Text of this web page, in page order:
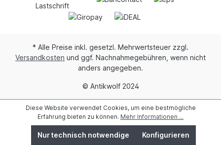
* Alle Preise inkl. gesetzl. Mehrwertsteuer zzgl.
Versandkosten und ggf. Nachnahmegebühren, wenn nicht
anders angegeben.
© Antikwolf 2024
Diese Website verwendet Cookies, um eine bestmögliche
Erfahrung bieten zu können. Mehr Informationen ...
Nur technisch notwendige Konfigurieren